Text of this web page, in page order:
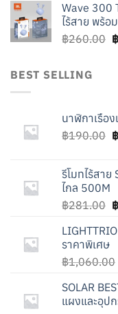
Wave 300
ไร้สาย พร้อม
฿260.00 ฿
BEST SELLING
นาฬิกาเรือ
฿190.00 ฿
รีโมทไร้สา
ไกล 500M
฿281.00 ฿
ราคาพิเศษ
฿1,060.00
SOLAR
แผงและอุป